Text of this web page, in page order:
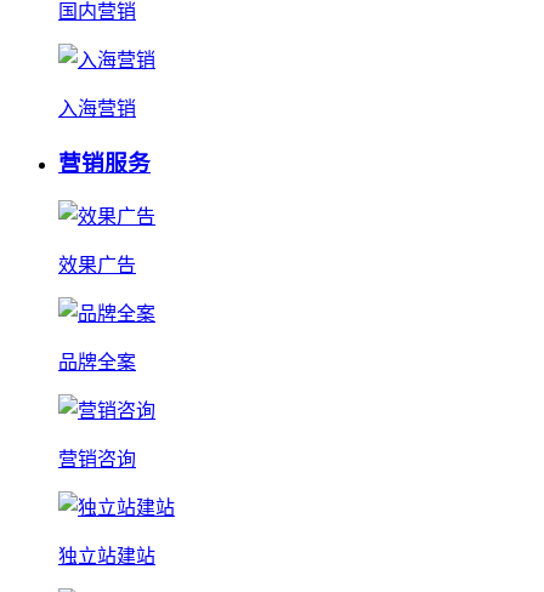
国内营销
入海营销
营销服务
效果广告
品牌全案
营销咨询
独立站建站